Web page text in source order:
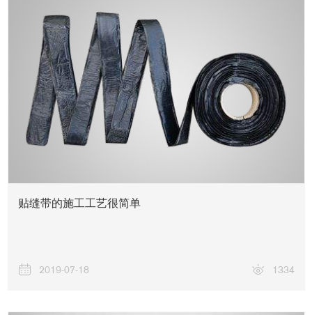
贴缝带的施工工艺很简单
2019-07-18 1334